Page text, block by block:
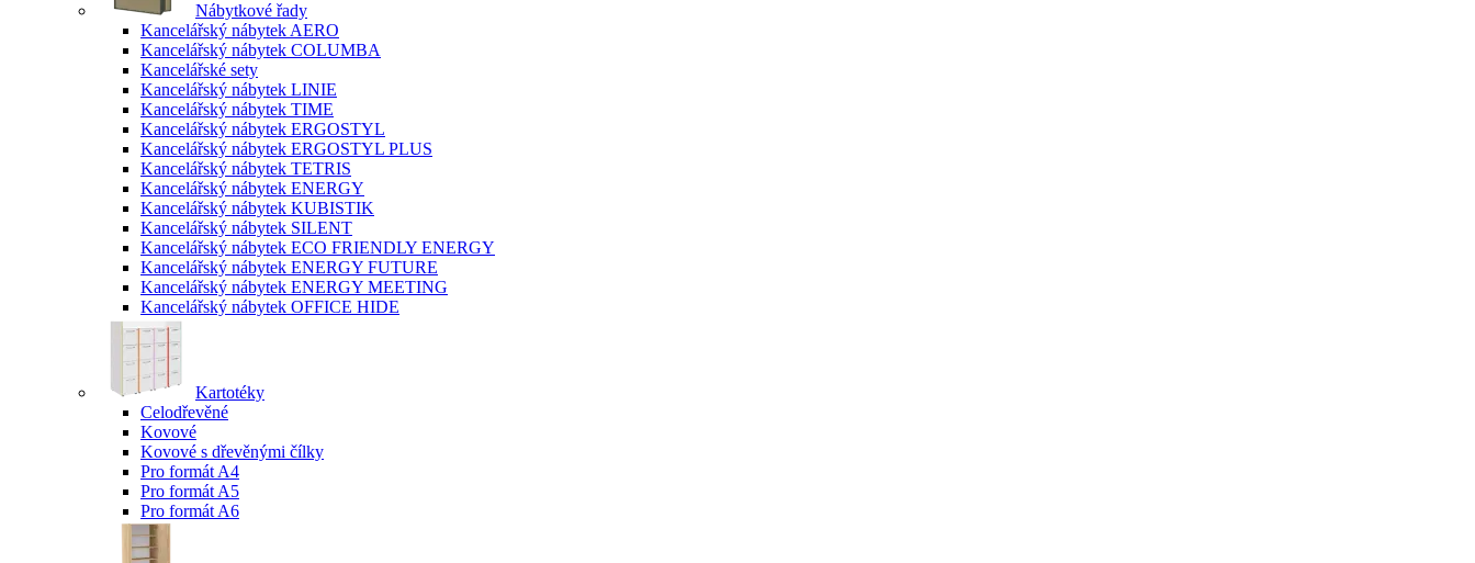
Nábytkové řady
Kancelářský nábytek AERO
Kancelářský nábytek COLUMBA
Kancelářské sety
Kancelářský nábytek LINIE
Kancelářský nábytek TIME
Kancelářský nábytek ERGOSTYL
Kancelářský nábytek ERGOSTYL PLUS
Kancelářský nábytek TETRIS
Kancelářský nábytek ENERGY
Kancelářský nábytek KUBISTIK
Kancelářský nábytek SILENT
Kancelářský nábytek ECO FRIENDLY ENERGY
Kancelářský nábytek ENERGY FUTURE
Kancelářský nábytek ENERGY MEETING
Kancelářský nábytek OFFICE HIDE
Kartotéky
Celodřevěné
Kovové
Kovové s dřevěnými čílky
Pro formát A4
Pro formát A5
Pro formát A6